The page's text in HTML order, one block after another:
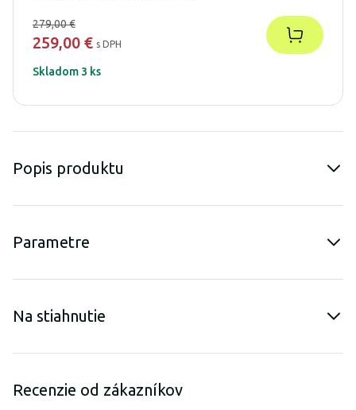
279,00 €
259,00 € s DPH
Skladom 3 ks
Popis produktu
Parametre
Na stiahnutie
Recenzie od zákazníkov